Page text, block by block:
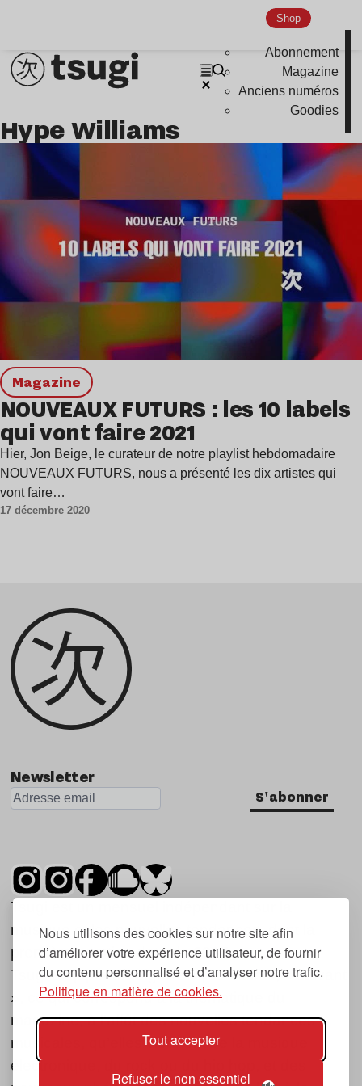
Nous utilisons des cookies sur notre site afin
d’améliorer votre expérience utilisateur, de fournir
du contenu personnalisé et d’analyser notre trafic.
Politique en matière de cookies.
Tout accepter
Refuser le non essentiel
Shop
Abonnement
Magazine
Anciens numéros
Goodies
Hype Williams
magazine
NOUVEAUX FUTURS : les 10 labels
qui vont faire 2021
Hier, Jon Beige, le curateur de notre playlist hebdomadaire
NOUVEAUX FUTURS, nous a présenté les dix artistes qui
vont faire…
17 décembre 2020
Newsletter
S'abonner
Tsugi est un mensuel indépendant sur la
musique et les nouvelles tendances, dont la
première parution date de 2007.
Tsugi en japonais signifie « prochain », « suivant
», ce qui correspond à la thématique du
magazine, à l’affût des nouvelles tendances
musicales, qu’elles viennent de la musique
électronique, du rock ou du hip hop, et des